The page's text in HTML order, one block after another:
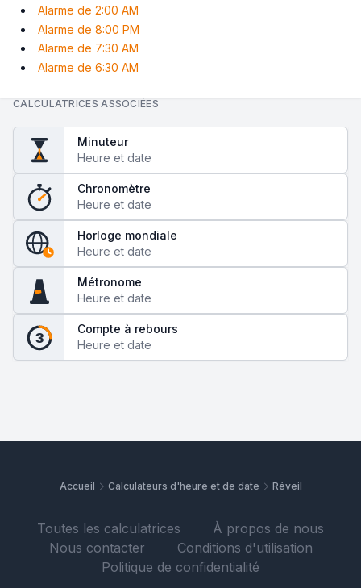
Alarme de 2:00 AM
Alarme de 8:00 PM
Alarme de 7:30 AM
Alarme de 6:30 AM
CALCULATRICES ASSOCIÉES
Minuteur
Heure et date
Chronomètre
Heure et date
Horloge mondiale
Heure et date
Métronome
Heure et date
3
Compte à rebours
Heure et date
Accueil Calculateurs d'heure et de date Réveil
Toutes les calculatrices
À propos de nous
Nous contacter
Conditions d'utilisation
Politique de confidentialité